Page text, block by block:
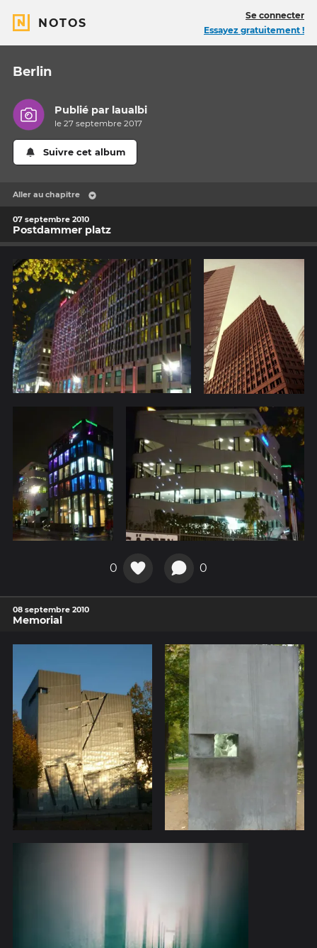
NOTOS
Se connecter
Essayez gratuitement !
Berlin
Publié par laualbi
le 27 septembre 2017
Suivre cet album
Aller au chapitre
07 septembre 2010
Postdammer platz
0 0
08 septembre 2010
Memorial